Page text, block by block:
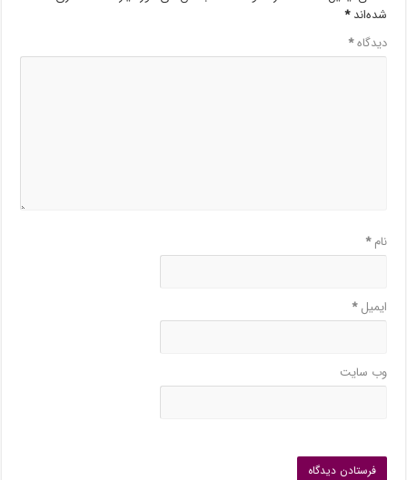
شده‌اند*
دیدگاه*
نام*
ایمیل*
وب‌ سایت